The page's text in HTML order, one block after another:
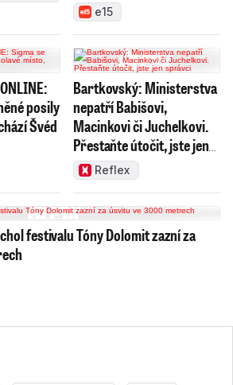
e15
posily
Švéd
Bartkovský: Ministerstva
nepatří Babišovi,
Macinkovi či Juchelkovi.
Přestaňte útočit, jste jen
správci
Reflex
festivalu Tóny Dolomit zazní za